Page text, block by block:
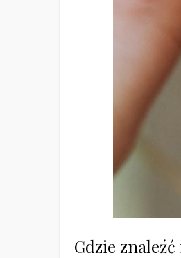
Gdzie